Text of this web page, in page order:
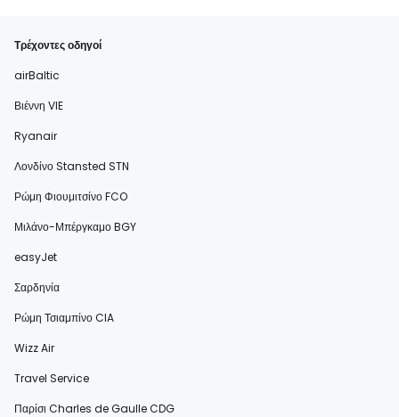
Τρέχοντες οδηγοί
airBaltic
Βιέννη VIE
Ryanair
Λονδίνο Stansted STN
Ρώμη Φιουμιτσίνο FCO
Μιλάνο-Μπέργκαμο BGY
easyJet
Σαρδηνία
Ρώμη Τσιαμπίνο CIA
Wizz Air
Travel Service
Παρίσι Charles de Gaulle CDG